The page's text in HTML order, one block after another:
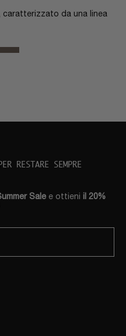
da una linea
RESTARE SEMPRE
Sale e ottieni il 20%